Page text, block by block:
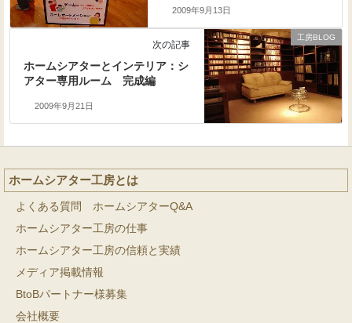
2009年9月13日
工房BLOG
次の記事
ホームシアターとインテリア：シ
アター専用ルーム 完成編
2009年9月21日
ホームシアター工房とは
よくある質問 ホームシアターQ&A
ホームシアター工房の仕事
ホームシアター工房の信頼と実績
メディア掲載情報
BtoBパートナー様募集
会社概要